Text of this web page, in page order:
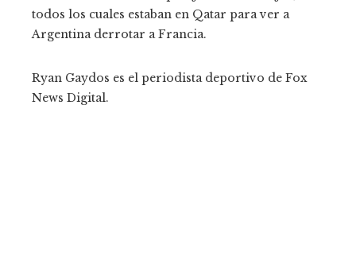
todos los cuales estaban en Qatar para ver a
Argentina derrotar a Francia.
Ryan Gaydos es el periodista deportivo de Fox
News Digital.